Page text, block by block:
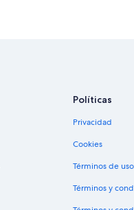
Hoteles con
Políticas
Privacidad
Cookies
Términos de uso
Términos y